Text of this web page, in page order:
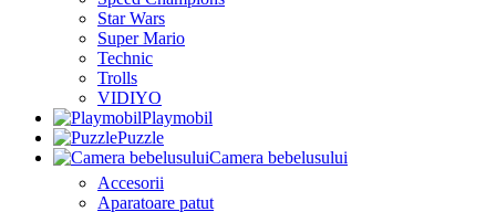
Star Wars
Super Mario
Technic
Trolls
VIDIYO
Playmobil
Puzzle
Camera bebelusului
Accesorii
Aparatoare patut